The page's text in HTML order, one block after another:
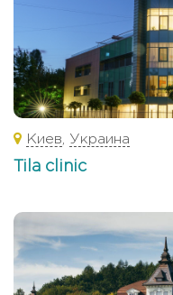
Киев Украина
Tila clinic